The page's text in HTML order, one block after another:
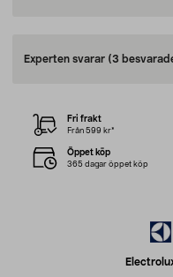
Experten svarar (3
Fri frakt
Från 599 kr*
Öppet köp
365 dagar öppet köp